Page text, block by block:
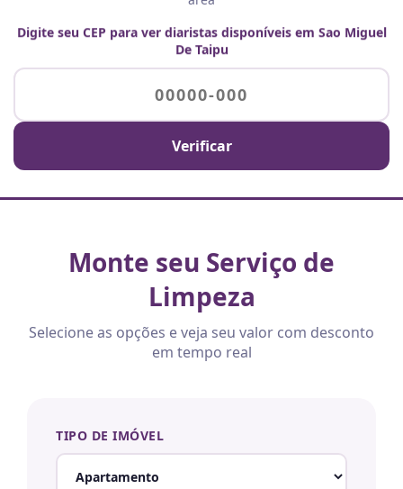
Digite seu CEP para ver diaristas disponíveis em Sao Miguel
De Taipu
Verificar
Monte seu Serviço de
Limpeza
Selecione as opções e veja seu valor com desconto
em tempo real
TIPO DE IMÓVEL